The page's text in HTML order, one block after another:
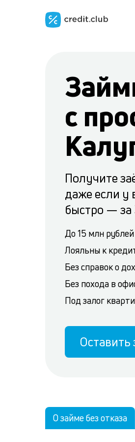
с
Получите
даже если у
быстро —
До 15 млн рублей
Лояльны к
Без справок о
Без похода в
Под залог
Оставить
О займе без отказа